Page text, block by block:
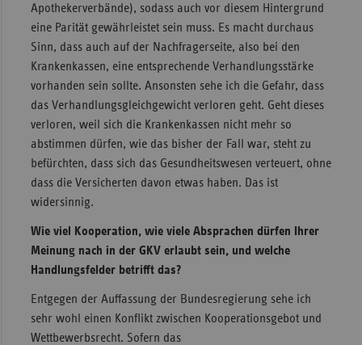
Apothekerverbände), sodass auch vor diesem Hintergrund
eine Parität gewährleistet sein muss. Es macht durchaus
Sinn, dass auch auf der Nachfragerseite, also bei den
Krankenkassen, eine entsprechende Verhandlungsstärke
vorhanden sein sollte. Ansonsten sehe ich die Gefahr, dass
das Verhandlungsgleichgewicht verloren geht. Geht dieses
verloren, weil sich die Krankenkassen nicht mehr so
abstimmen dürfen, wie das bisher der Fall war, steht zu
befürchten, dass sich das Gesundheitswesen verteuert, ohne
dass die Versicherten davon etwas haben. Das ist
widersinnig.
Wie viel Kooperation, wie viele Absprachen dürfen Ihrer
Meinung nach in der GKV erlaubt sein, und welche
Handlungsfelder betrifft das?
Entgegen der Auffassung der Bundesregierung sehe ich
sehr wohl einen Konflikt zwischen Kooperationsgebot und
Wettbewerbsrecht. Sofern das